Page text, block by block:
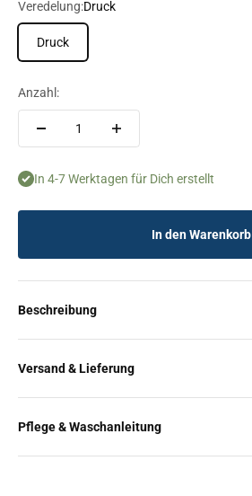
Veredelung:Druck
Druck
Anzahl:
In 4-7 Werktagen für Dich erstellt
In den Warenkorb
Beschreibung
Versand & Lieferung
Pflege & Waschanleitung